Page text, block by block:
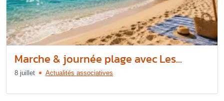
Marche & journée plage avec Les...
8 juillet Actualités associatives